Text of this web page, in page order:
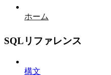
ホーム
SQLリファレンス
構文